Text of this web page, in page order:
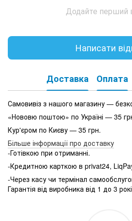
Додайте перший
Написати
Доставка Оплата
Самовивіз з нашого магазину —
«Нововю поштою» по Україні — 35
Кур'єром по Києву — 35 грн.
Більше інформації про доставку
-Готівкою при отриманні.
-Кредитною карткою в privat24,
-Через касу чи термінал
Гарантія від виробника від 1 до 3